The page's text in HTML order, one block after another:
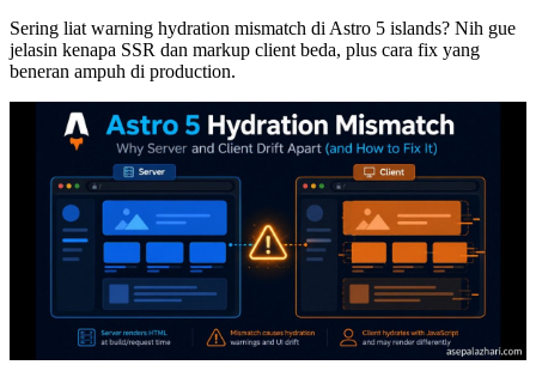
Sering liat warning hydration mismatch di Astro 5 islands? Nih gue
jelasin kenapa SSR dan markup client beda, plus cara fix yang
beneran ampuh di production.